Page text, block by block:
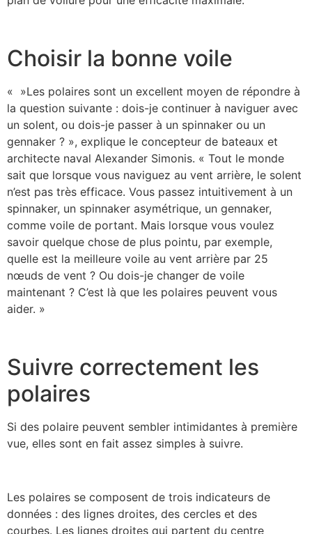
Choisir la bonne voile
« »Les polaires sont un excellent moyen de répondre à
la question suivante : dois-je continuer à naviguer avec
un solent, ou dois-je passer à un spinnaker ou un
gennaker ? », explique le concepteur de bateaux et
architecte naval Alexander Simonis. « Tout le monde
sait que lorsque vous naviguez au vent arrière, le solent
n’est pas très efficace. Vous passez intuitivement à un
spinnaker, un spinnaker asymétrique, un gennaker,
comme voile de portant. Mais lorsque vous voulez
savoir quelque chose de plus pointu, par exemple,
quelle est la meilleure voile au vent arrière par 25
nœuds de vent ? Ou dois-je changer de voile
maintenant ? C’est là que les polaires peuvent vous
aider. »
Suivre correctement les
polaires
Si des polaire peuvent sembler intimidantes à première
vue, elles sont en fait assez simples à suivre.
Les polaires se composent de trois indicateurs de
données : des lignes droites, des cercles et des
courbes. Les lignes droites qui partent du centre